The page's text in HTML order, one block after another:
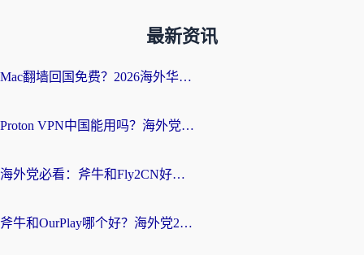
最新资讯
Mac翻墙回国免费？2026海外华人亲测：从CCTV5直播到国内APP，这样选加速器才靠谱
Proton VPN中国能用吗？海外党选回国加速器的避坑指南（附番茄加速器实测）
海外党必看：斧牛和Fly2CN好用吗？3招教你选对回国加速器（附免费试用攻略）
斧牛和OurPlay哪个好？海外党2026亲测：选对加速器，国内资源秒加载